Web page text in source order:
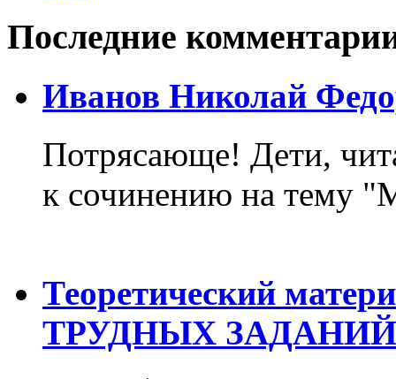
Последние
Иванов Николай
Потрясающе! Дети,
к сочинению на тему
Теоретический
ТРУДНЫХ